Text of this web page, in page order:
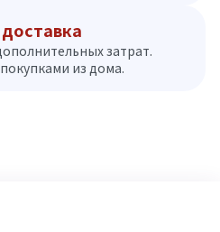
затрат.
из дома.